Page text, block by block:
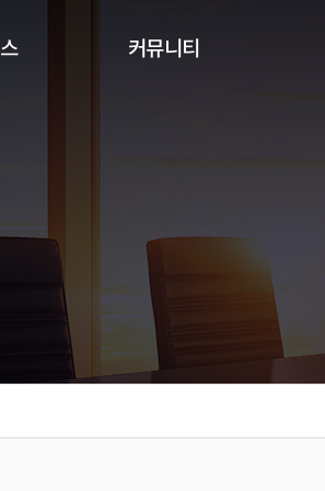
미디어 아트
커뮤니티